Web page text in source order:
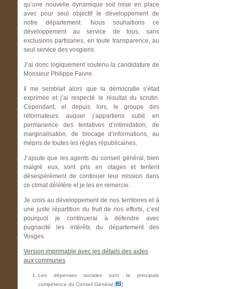
qu’une nouvelle dynamique soit mise en place
avec pour seul objectif le développement de
notre département. Nous souhaitions ce
développement au service de tous, sans
exclusions partisanes, en toute transparence, au
seul service des vosgiens.
J’ai donc logiquement soutenu la candidature de
Monsieur Philippe Faivre.
Il me semblait alors que la démocratie s’était
exprimée et j’ai respecté le résultat du scrutin.
Cependant, et depuis lors, le groupe des
réformateurs auquel j’appartiens subit en
permanence des tentatives d’intimidation, de
marginalisation, de blocage d’informations, au
mépris de toutes les règles républicaines.
J’ajoute que les agents du conseil général, bien
malgré eux, sont pris en otages et tentent
désespérément de continuer leur mission dans
ce climat délétère et je les en remercie.
Je crois au développement de nos territoires et à
une juste répartition du fruit de nos efforts, c’est
pourquoi je continuerai à défendre avec
pugnacité les intérêts du département des
Vosges.
Version imprimable avec les détails des aides
aux communes
Les dépenses sociales sont la principale
compétence du Conseil Général [
]